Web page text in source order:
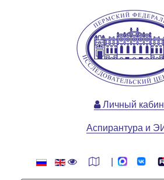
Личный
Аспирантура и